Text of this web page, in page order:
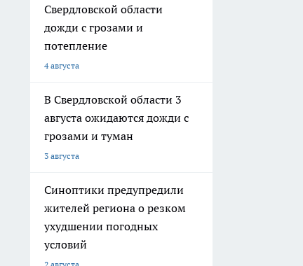
Свердловской области
дожди с грозами и
потепление
4 августа
В Свердловской области 3
августа ожидаются дожди с
грозами и туман
3 августа
Синоптики предупредили
жителей региона о резком
ухудшении погодных
условий